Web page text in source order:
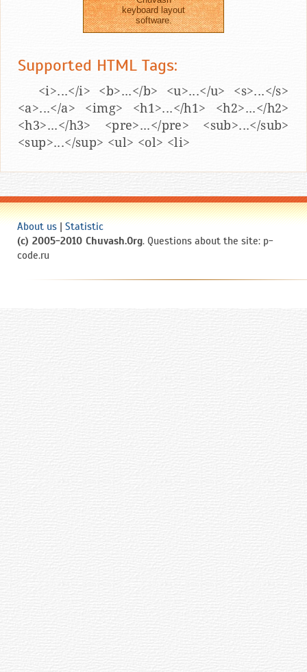
keyboard layout
software.
Supported HTML Tags:
<i>...</i> <b>...</b> <u>...</u> <s>...</s>
<a>...</a> <img> <h1>...</h1> <h2>...</h2>
<h3>...</h3> <pre>...</pre> <sub>...</sub>
<sup>...</sup> <ul> <ol> <li>
About us | Statistic
(c) 2005-2010 Chuvash.Org. Questions about the site: p-
code.ru